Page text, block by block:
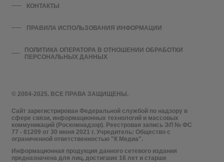
© 2004-2025. ВСЕ ПРАВА ЗАЩИЩЕНЫ.
Сайт зарегистрирован Федеральной службой по надзору в
сфере связи, информационных технологий и массовых
коммуникаций (Роскомнадзор). Реестровая запись ЭЛ № ФС
77 - 81209 от 30 июня 2021 г. Учредитель: Общество с
ограниченной ответственностью "К Медиа".
Информационная продукция данного сетевого издания
предназначена для лиц, достигших 16 лет и старше
КОНТАКТЫ
ПРАВИЛА ИСПОЛЬЗОВАНИЯ ИНФОРМАЦИИ
ПОЛИТИКА ОПЕРАТОРА В ОТНОШЕНИИ ОБРАБОТКИ
ПЕРСОНАЛЬНЫХ ДАННЫХ